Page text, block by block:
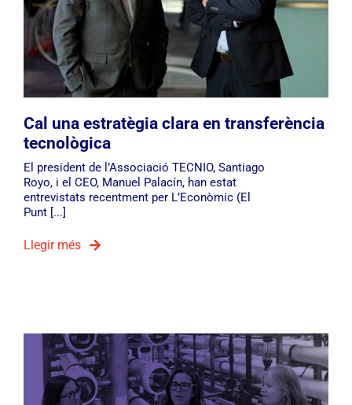
Cal una estratègia clara en transferència
tecnològica
El president de l’Associació TECNIO, Santiago
Royo, i el CEO, Manuel Palacín, han estat
entrevistats recentment per L’Econòmic (El
Punt [...]
Llegir més